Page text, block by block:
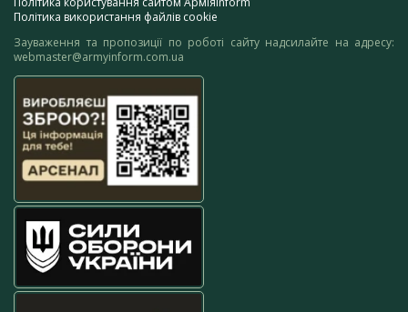
Політика використання файлів cookie
Зауваження та пропозиції по роботі сайту надсилайте на адресу:
webmaster@armyinform.com.ua